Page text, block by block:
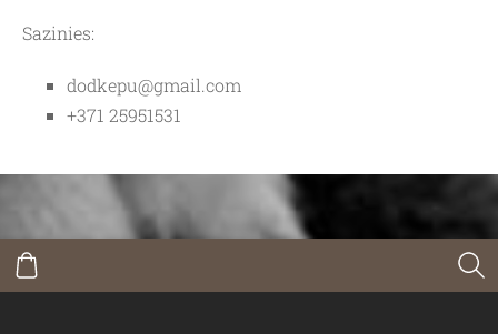
Sazinies:
dodkepu@gmail.com
+371 25951531